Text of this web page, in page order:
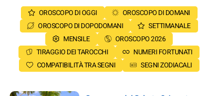
OROSCOPO DI OGGI
OROSCOPO DI DOMANI
OROSCOPO DI DOPODOMANI
SETTIMANALE
MENSILE
OROSCOPO 2026
TIRAGGIO DEI TAROCCHI
NUMERI FORTUNATI
COMPATIBILITÀ TRA SEGNI
SEGNI ZODIACALI